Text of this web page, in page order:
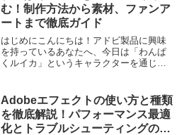
む！制作方法から素材、ファンア
ートまで徹底ガイド
はじめにこんにちは！アドビ製品に興味
を持っているあなたへ、今日は「わんぱ
くルイカ」というキャラクターを通じ
立つ情報が盛りだくさんですので、ぜひ
最後までお付き合いください！...
Adobeエフェクトの使い方と種類
を徹底解説！パフォーマンス最適
化とトラブルシューティングのヒ